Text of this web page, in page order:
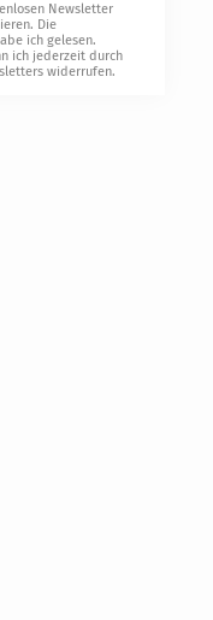
Newsletter
Die
ich gelesen.
ich jederzeit durch
widerrufen.